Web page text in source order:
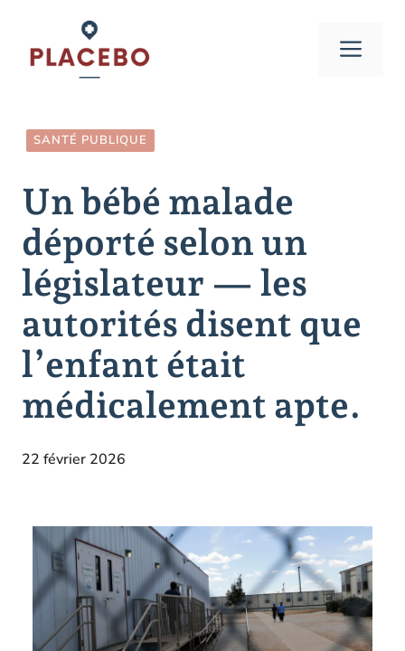
contenu
SANTÉ PUBLIQUE
Un bébé malade
déporté selon un
législateur — les
autorités disent que
l’enfant était
médicalement apte.
22 février 2026